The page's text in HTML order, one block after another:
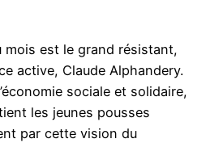
mois est le grand résistant,
active, Claude Alphandery.
sociale et solidaire,
les jeunes pousses
par cette vision du